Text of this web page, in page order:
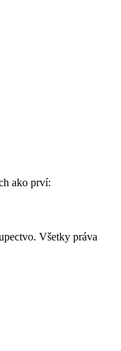
ako prví:
Všetky práva